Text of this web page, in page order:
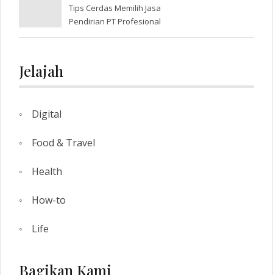
Tips Cerdas Memilih Jasa
Pendirian PT Profesional
Jelajah
Digital
Food & Travel
Health
How-to
Life
Bagikan Kami